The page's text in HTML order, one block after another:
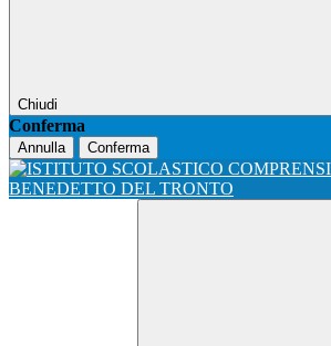
Chiudi
Conferma
Annulla Conferma